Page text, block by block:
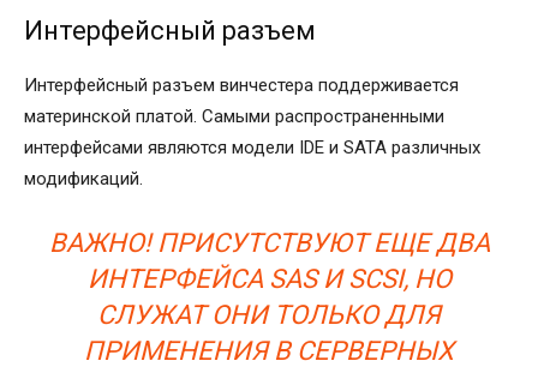
Интерфейсный разъем
Интерфейсный разъем винчестера поддерживается
материнской платой. Самыми распространенными
интерфейсами являются модели IDE и SATA различных
модификаций.
ВАЖНО! ПРИСУТСТВУЮТ ЕЩЕ ДВА
ИНТЕРФЕЙСА SAS И SCSI, НО
СЛУЖАТ ОНИ ТОЛЬКО ДЛЯ
ПРИМЕНЕНИЯ В СЕРВЕРНЫХ